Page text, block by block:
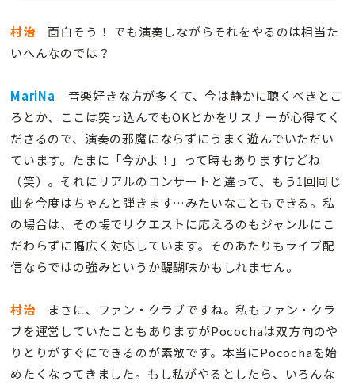
村治 面白そう！ でも演奏しながらそれをやるのは相当た
いへんなのでは？
MariNa 音楽好きな方が多くて、今は静かに聴くべきとこ
ろとか、ここは突っ込んでもOKとかをリスナーが心得てく
ださるので、演奏の邪魔にならずにうまく遊んでいただい
ています。たまに「今かよ！」って時もありますけどね
（笑）。それにリアルのコンサートと違って、もう1回同じ
曲を今度はちゃんと弾きます…みたいなこともできる。私
の場合は、その場でリクエストに応えるのもジャンルにこ
だわらずに幅広く対応しています。そのあたりもライブ配
信ならではの強みというか醍醐味かもしれません。
村治 まさに、ファン・クラブですね。私もファン・クラ
ブを運営していたこともありますがPocochaは双方向のや
りとりがすぐにできるのが素敵です。本当にPocochaを始
めたくなってきました。もし私がやるとしたら、いろんな